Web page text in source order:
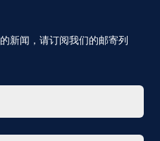
新闻，请订阅我们的邮寄列